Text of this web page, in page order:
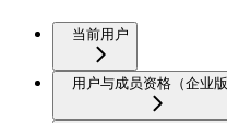
当前用户
用户与成员资格（企业版